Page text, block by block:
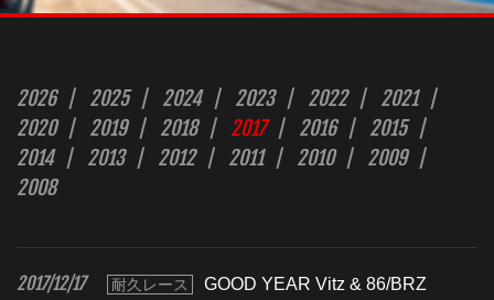
2026 2025 2024 2023 2022
2021
2020
2019 2018 2017 2016
2015
2014
2013 2012 2011 2010
2009
2008
2017/12/17 耐久レース
GOOD YEAR Vitz & 86/BRZ